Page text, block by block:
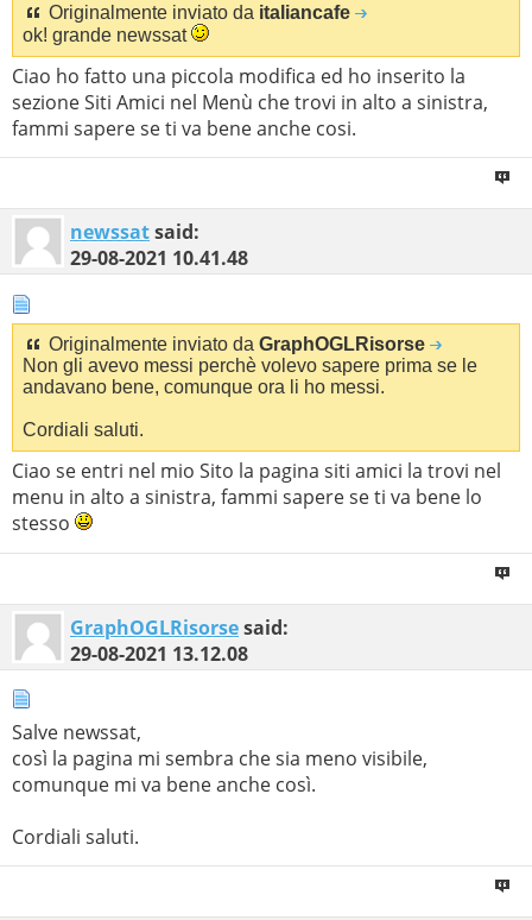
Originalmente inviato da italiancafe
ok! grande newssat
Ciao ho fatto una piccola modifica ed ho inserito la
sezione Siti Amici nel Menù che trovi in alto a sinistra,
fammi sapere se ti va bene anche cosi.
newssatsaid:
29-08-2021 10.41.48
Originalmente inviato da GraphOGLRisorse
Non gli avevo messi perchè volevo sapere prima se le
andavano bene, comunque ora li ho messi.
Cordiali saluti.
Ciao se entri nel mio Sito la pagina siti amici la trovi nel
menu in alto a sinistra, fammi sapere se ti va bene lo
stesso
GraphOGLRisorsesaid:
29-08-2021 13.12.08
Salve newssat,
così la pagina mi sembra che sia meno visibile,
comunque mi va bene anche così.
Cordiali saluti.